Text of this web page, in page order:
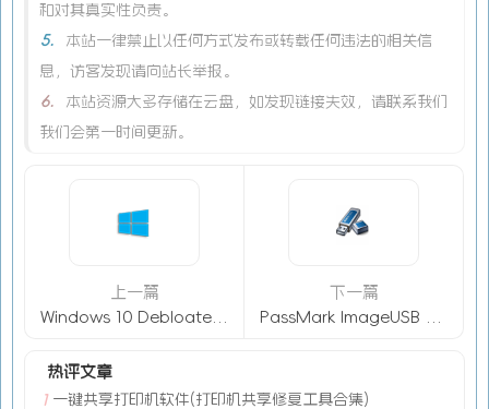
和对其真实性负责。
5.
本站一律禁止以任何方式发布或转载任何违法的相关信
息，访客发现请向站长举报。
6.
本站资源大多存储在云盘，如发现链接失效，请联系我们
我们会第一时间更新。
上一篇
下一篇
热评文章
1 一键共享打印机软件(打印机共享修复工具合集)